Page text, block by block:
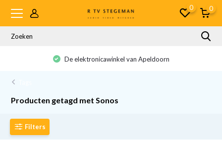
0 0
De elektronicawinkel van Apeldoorn
Producten getagd met Sonos
Filters